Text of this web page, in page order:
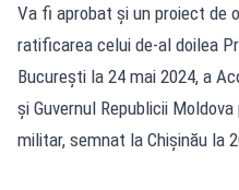
Va fi aprobat şi un proiect de
ratificarea celui de-al doilea
Bucureşti la 24 mai 2024, a
şi Guvernul Republicii
militar, semnat la Chişinău la